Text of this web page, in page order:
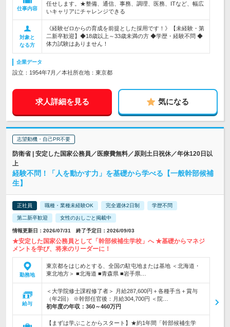
仕事内容
任せします。★整備、通信、事務、調理、医務、ITなど、幅広
いキャリアにチャレンジできる
対象と
なる方
《経験ゼロからの育成を前提とした採用です！》【未経験・第
二新卒歓迎】◆18歳以上～33歳未満の方 ◆学歴・経験不問 ◆
体力試験はありません！
企業データ
設立：1954年7月／本社所在地：東京都
求人詳細を見る 気になる
志望動機・自己PR不要
防衛省 | 安定した国家公務員／医療費無料／原則土日祝休／年休120日以
上
経験不問！「人を動かす力」を基礎から学べる【一般幹部候補
生】
正社員 職種・業種未経験OK 完全週休2日制 学歴不問
第二新卒歓迎 女性のおしごと掲載中
情報更新日：2026/07/31 終了予定日：2026/09/03
★安定した国家公務員として「幹部候補生学校」へ ★基礎からマネジ
メントを学び、将来のリーダーに！
勤務地
東京都をはじめとする、全国の駐屯地または基地 ＜北海道・
東北地方＞ ■北海道 ■青森県 ■岩手県…
給与
＜大学院修士課程修了者＞ 月給287,600円＋各種手当＋賞与
（年2回） ※幹部任官後：月給304,700円 ＜院…
初年度の年収： 360～460万円
【まずは学ぶことからスタート】★約1年間「幹部候補生学